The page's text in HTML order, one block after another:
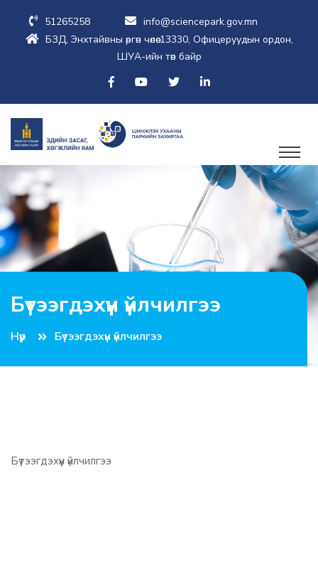
51265258
info@sciencepark.gov.mn
БЗД, Энхтайвны өргөн чөлөө-13330, Офицеруудын ордон,
ШУА-ийн төв байр
Бүтээгдэхүүн үйлчилгээ
Нүүр Бүтээгдэхүүн үйлчилгээ
Бүтээгдэхүүн үйлчилгээ